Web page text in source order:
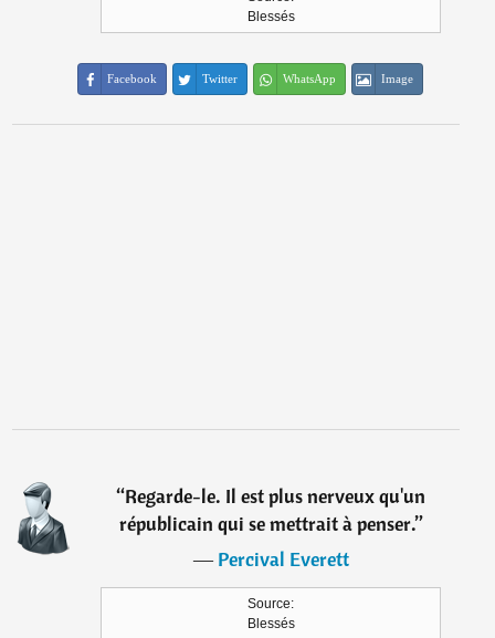
Blessés
Facebook Twitter WhatsApp Image
“Regarde-le. Il est plus nerveux qu'un
républicain qui se mettrait à penser.”
―Percival Everett
Source:
Blessés